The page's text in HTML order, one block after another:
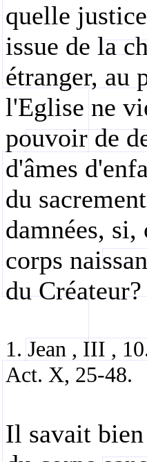
quelle
issue de la
étranger, au
l'Eglise ne
pouvoir de
d'âmes
du
damnées,
corps
du Créateur?
1. Jean , III ,
Act. X, 25-48.
Il savait